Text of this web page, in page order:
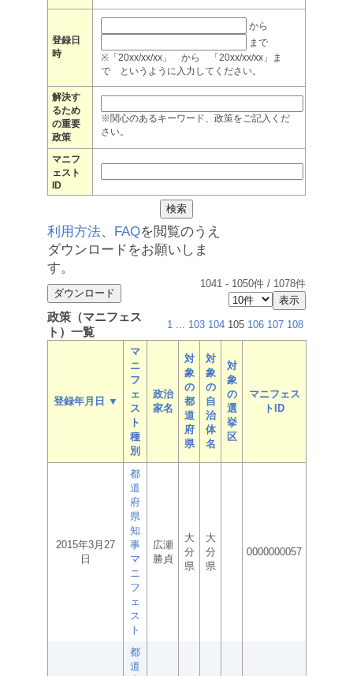
登録日
時
から
まで
※「20xx/xx/xx」 から 「20xx/xx/xx」ま
で というように入力してください。
解決す
るため
の重要
政策
※関心のあるキーワード、政策をご記入くだ
さい。
マニフ
ェスト
ID
利用方法、 FAQを閲覧のうえ
ダウンロードをお願いしま
す。
1041 - 1050件 / 1078件
政策（マニフェス
ト）一覧
1 ... 103 104 105 106 107 108
登録年月日 ▼
マ
ニ
フ
ェ
ス
ト
種
別
政治
家名
対
象
の
都
道
府
県
対
象
の
自
治
体
名
対
象
の
選
挙
区
マニフェス
トID
2015年3月27
日
都
道
府
県
知
事
マ
ニ
フ
ェ
ス
ト
広瀬
勝貞
大
分
県
大
分
県
0000000057
都
道